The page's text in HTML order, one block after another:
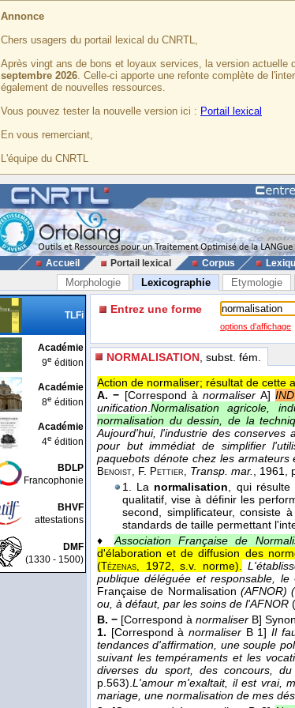
Annonce
Chers usagers du portail lexical du CNRTL,
Après vingt ans de bons et loyaux services, la version actuelle
septembre 2026. Celle-ci apporte une refonte complète de
également de nouvelles ressources.
Vous pouvez tester la nouvelle version ici : Portail lexical
En vous remerciant,
L'équipe du CNRTL
Accueil Portail lexical Corpus
Morphologie Lexicographie Etymologie
TLFi
Académie
9e édition
Académie
8e édition
Académie
4e édition
BDLP
Francophonie
BHVF
attestations
DMF
(1330 - 1500)
Entrez une forme
options d'affichage
NORMALISATION , subst. fém.
Action de normaliser; résultat de cette
A. − [Correspond ànormaliser A]
unification.Normalisation agricole,
normalisation du dessin, de la
Aujourd'hui, l'industrie des conserves
pour but immédiat de simplifier
paquebots dénote chez les
Benoist, F. Pettier, Transp. mar., 1961,
1. La normalisation, qui résulte
qualitatif, vise à définir les
second, simplificateur, consiste
standards de taille permettant
♦Association Française de
d'élaboration et de diffusion des
( Tézenas, 1972, s.v. norme).
publique déléguée et responsable, le
Française de Normalisation (AFNOR)
ou, à défaut, par les soins de l'AFNOR (
B. − [Correspond à normaliser B]
1. [Correspond ànormaliser B 1] Il
tendances d'affirmation, une souple
suivant les tempéraments et les
diverses du sport, des concours,
p.563).L'amour m'exaltait, il est vrai,
mariage, une normalisation de mes